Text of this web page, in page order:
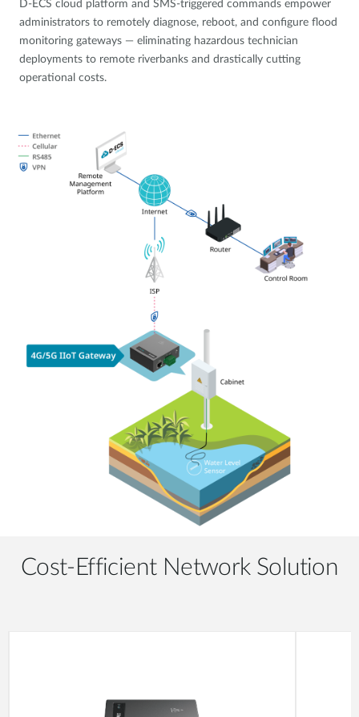
D-ECS cloud platform and SMS-triggered commands empower
administrators to remotely diagnose, reboot, and configure flood
monitoring gateways — eliminating hazardous technician
deployments to remote riverbanks and drastically cutting
operational costs.
Cost-Efficient Network Solution